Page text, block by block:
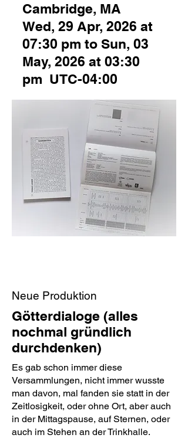
Cambridge, MA
Wed, 29 Apr, 2026 at
07:30 pm to Sun, 03
May, 2026 at 03:30
pm UTC-04:00
Neue Produktion
Götterdialoge (alles
nochmal gründlich
durchdenken)
Es gab schon immer diese
Versammlungen, nicht immer wusste
man davon, mal fanden sie statt in der
Zeitlosigkeit, oder ohne Ort, aber auch
in der Mittagspause, auf Sternen, oder
auch im Stehen an der Trinkhalle.